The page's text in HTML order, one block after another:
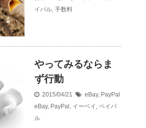
イパル, 手数料
やってみるならま
ず行動
2015/04/21 eBay, PayPal
eBay, PayPal , イーベイ , ペイパ
ル